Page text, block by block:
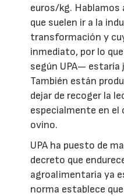
euros/kg. Hablamos
que suelen ir a la
transformación y
inmediato, por lo
según UPA— estaría
También están
dejar de recoger la
especialmente en el
ovino.
UPA ha puesto de
decreto que
agroalimentaria ya
norma establece